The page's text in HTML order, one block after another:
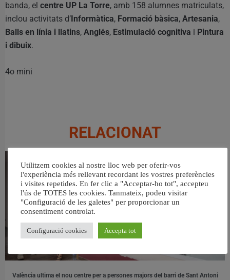
banda, el centre UP La Torre, amb 158 alumnes matriculats,
inclou activitats d’Informàtica, Formació bàsica, Artesania,
Balls en línia i llatins, Anglés, Estimulació cognitiva i Pintura
i dibuix.
4o mini
RELACIONAT
València ultima el nou centre per a persones majors del barri de Sant Antoni
Utilitzem cookies al nostre lloc web per oferir-vos
l'experiència més rellevant recordant les vostres preferències
i visites repetides. En fer clic a "Acceptar-ho tot", accepteu
l'ús de TOTES les cookies. Tanmateix, podeu visitar
"Configuració de les galetes" per proporcionar un
consentiment controlat.
Configuració cookies Accepta tot